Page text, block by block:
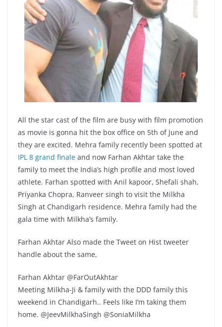
All the star cast of the film are busy with film promotion
as movie is gonna hit the box office on 5th of June and
they are excited. Mehra family recently been spotted at
IPL 8 grand finale and now Farhan Akhtar take the
family to meet the India’s high profile and most loved
athlete. Farhan spotted with Anil kapoor, Shefali shah,
Priyanka Chopra, Ranveer singh to visit the Milkha
Singh at Chandigarh residence. Mehra family had the
gala time with Milkha’s family.
Farhan Akhtar Also made the Tweet on Hist tweeter
handle about the same,
Farhan Akhtar ‏@FarOutAkhtar
Meeting Milkha-Ji & family with the DDD family this
weekend in Chandigarh.. Feels like I’m taking them
home. @JeevMilkhaSingh @SoniaMilkha